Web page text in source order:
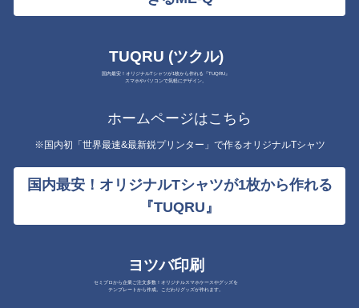
TUQRU (ツクル)
国内最安！オリジナルTシャツが1枚から作れる『TUQRU』
スマホやパソコンで気軽にデザイン。
ホームページはこちら
※国内初「世界最速&最新鋭プリンター」で作るオリジナルTシャツ
国内最安！オリジナルTシャツが1枚から作れる
『TUQRU』
ヨツバ印刷
セミプロから企業ご注文多数！オリジナルスマホケースやグッズを
テンプレートから作成。こだわりグッズが作れます。